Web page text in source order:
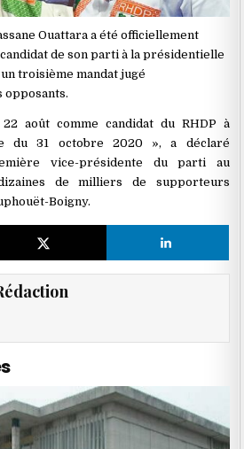
Ouattara a été officiellement
de son parti à la présidentielle
troisième mandat jugé
opposants.
août comme candidat du RHDP à
du 31 octobre 2020 », a déclaré
vice-présidente du parti au
de milliers de supporteurs
Boigny.